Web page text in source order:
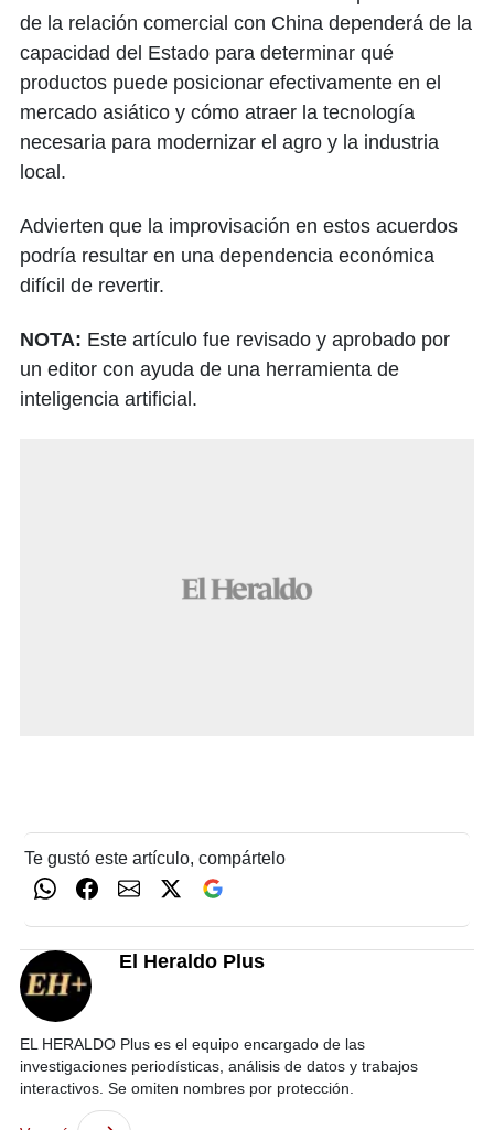
de la relación comercial con China dependerá de la
capacidad del Estado para determinar qué
productos puede posicionar efectivamente en el
mercado asiático y cómo atraer la tecnología
necesaria para modernizar el agro y la industria
local.
Advierten que la improvisación en estos acuerdos
podría resultar en una dependencia económica
difícil de revertir.
NOTA: Este artículo fue revisado y aprobado por
un editor con ayuda de una herramienta de
inteligencia artificial.
Te gustó este artículo, compártelo
El Heraldo Plus
EL HERALDO Plus es el equipo encargado de las
investigaciones periodísticas, análisis de datos y trabajos
interactivos. Se omiten nombres por protección.